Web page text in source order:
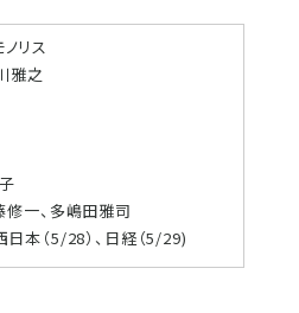
リス
雅之
修一、多嶋田雅司
本（5/28）、日経（5/29)